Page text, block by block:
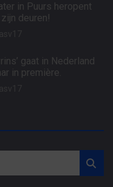
in Puurs heropent
deuren!
gaat in Nederland
in première.